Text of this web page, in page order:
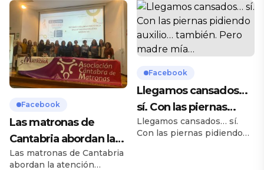
Facebook
Las matronas de
Cantabria abordan la
atención obstétrica a
Las matronas de Cantabria
abordan la atención
Facebook
Llegamos cansados…
sí. Con las piernas
pidiendo auxilio…
también. Pero madre
Llegamos cansados… sí.
Con las piernas pidiendo